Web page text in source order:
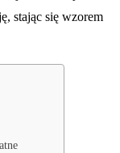
stając się wzorem